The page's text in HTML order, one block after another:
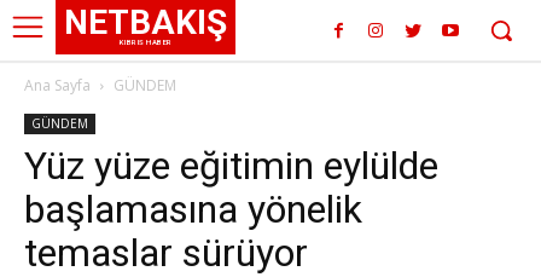
NETBAKIŞ
KIBRIS HABER
Ana Sayfa GÜNDEM
GÜNDEM
Yüz yüze eğitimin eylülde
başlamasına yönelik
temaslar sürüyor